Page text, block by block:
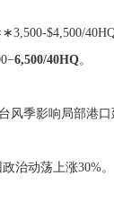
$4,500/
6,500/40HQ。
风季影响局部港口
治动荡上涨30%。